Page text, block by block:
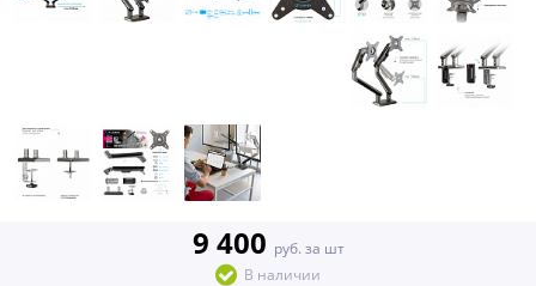
9 400 руб. за шт
В наличии